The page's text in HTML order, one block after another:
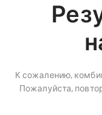
К сожалению,
Пожалуйста,